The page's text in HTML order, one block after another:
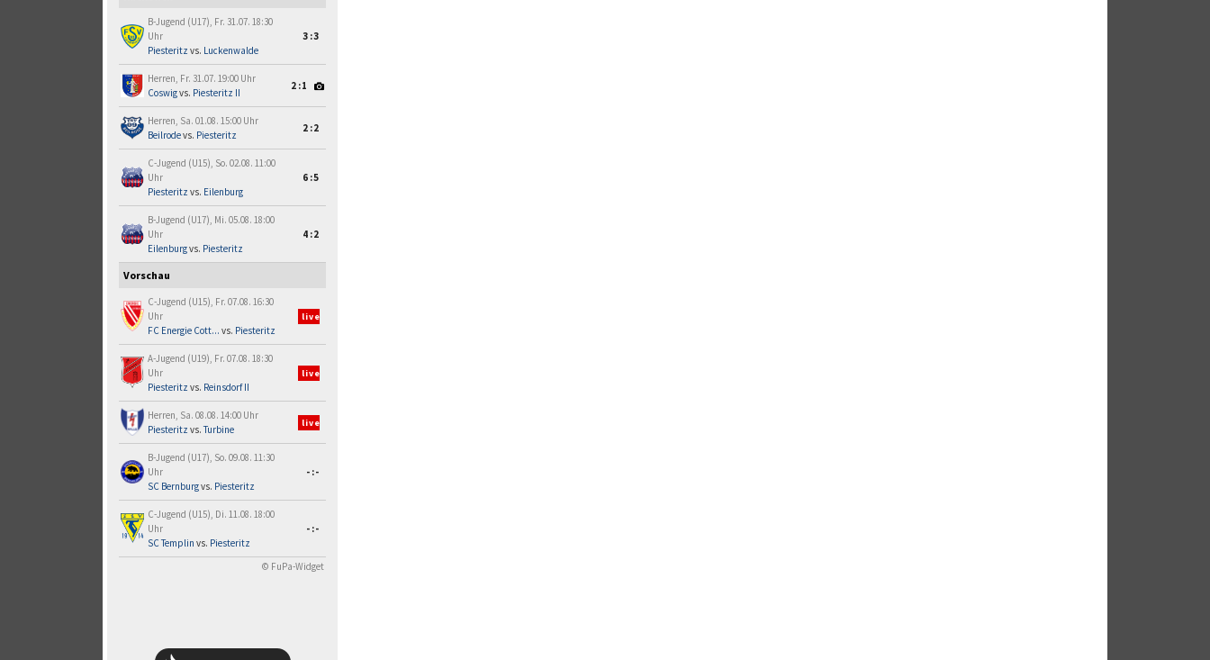
B-Jugend (U17), Fr. 31.07. 18:30
Uhr
Piesteritz vs. Luckenwalde
3:3
Herren, Fr. 31.07. 19:00 Uhr
Coswigvs. Piesteritz II
2:1
Herren, Sa. 01.08. 15:00 Uhr
Beilrodevs. Piesteritz
2:2
C-Jugend (U15), So. 02.08. 11:00
Uhr
Piesteritz vs. Eilenburg
6:5
B-Jugend (U17), Mi. 05.08. 18:00
Uhr
Eilenburgvs. Piesteritz
4:2
Vorschau
C-Jugend (U15), Fr. 07.08. 16:30
Uhr
FC Energie Cott... vs. Piesteritz
live
A-Jugend (U19), Fr. 07.08. 18:30
Uhr
Piesteritz vs. Reinsdorf II
live
Herren, Sa. 08.08. 14:00 Uhr
Piesteritz vs.Turbine
live
B-Jugend (U17), So. 09.08. 11:30
Uhr
SC Bernburgvs. Piesteritz
-:-
C-Jugend (U15), Di. 11.08. 18:00
Uhr
SC Templin vs. Piesteritz
-:-
© FuPa-Widget